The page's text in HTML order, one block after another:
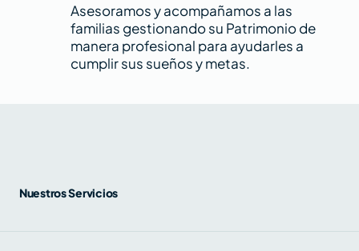
Asesoramos y acompañamos a las
familias gestionando su Patrimonio de
manera profesional para ayudarles a
cumplir sus sueños y metas.
Nuestros Servicios